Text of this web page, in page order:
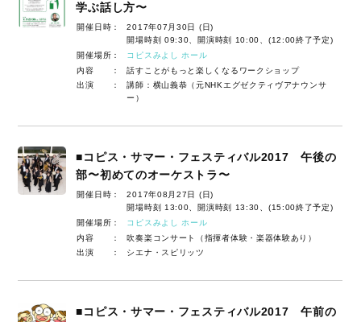
学ぶ話し方〜
開催日時：
2017年07月30日 (日)
開場時刻 09:30、開演時刻 10:00、(12:00終了予定)
開催場所：
コピスみよし ホール
内容 ：
話すことがもっと楽しくなるワークショップ
出演 ：
講師：横山義恭（元NHKエグゼクティヴアナウンサ
ー）
■コピス・サマー・フェスティバル2017 午後の
部〜初めてのオーケストラ〜
開催日時：
2017年08月27日 (日)
開場時刻 13:00、開演時刻 13:30、(15:00終了予定)
開催場所：
コピスみよし ホール
内容 ：
吹奏楽コンサート（指揮者体験・楽器体験あり）
出演 ：
シエナ・スピリッツ
■コピス・サマー・フェスティバル2017 午前の